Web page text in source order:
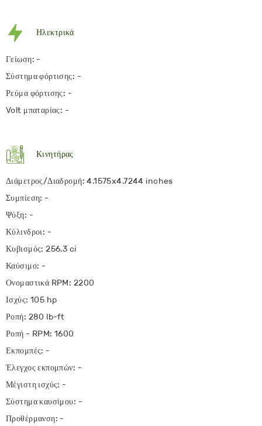
Ηλεκτρικά
Γείωση: -
Σύστημα φόρτισης: -
Ρεύμα φόρτισης: -
Volt μπαταρίας: -
Κινητήρας
Διάμετρος/Διαδρομή: 4.1575x4.7244 inches
Συμπίεση: -
Ψύξη: -
Κύλινδροι: -
Κυβισμός: 256.3 ci
Καύσιμο: -
Ονομαστικά RPM: 2200
Ισχύς: 105 hp
Ροπή: 280 lb-ft
Ροπή - RPM: 1600
Εκπομπές: -
Έλεγχος εκπομπών: -
Μέγιστη ισχύς: -
Σύστημα καυσίμου: -
Προθέρμανση: -